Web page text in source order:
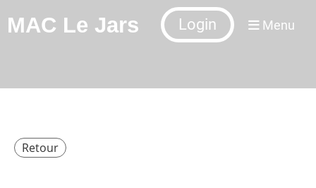
MAC Le Jars Login Menu
Retour